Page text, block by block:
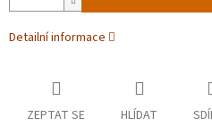
Detailní informace
ZEPTAT SE HLÍDAT